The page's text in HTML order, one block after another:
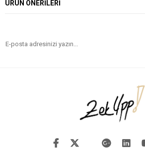
ÜRÜN ÖNERILERI